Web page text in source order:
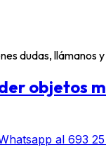
dudas, llámanos
objetos
al 693 25